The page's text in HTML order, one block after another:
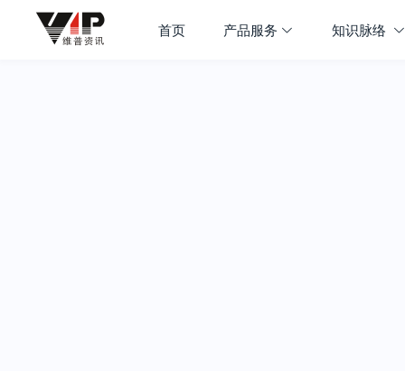
首页 产品服务 知识脉络